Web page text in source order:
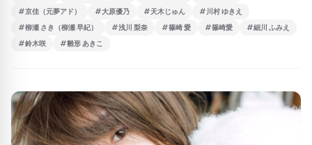
#京佳（元夢アド）
#大原優乃 #天木じゅん
#川村 ゆきえ
#柳瀬 さき（柳瀬 早紀）
#浅川 梨奈 #篠崎 愛 #篠崎愛
#細川 ふみえ
#鈴木咲
#雛形 あきこ